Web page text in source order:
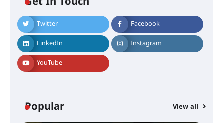
Get In Touch
Twitter Facebook
LinkedIn Instagram
YouTube
Popular View all